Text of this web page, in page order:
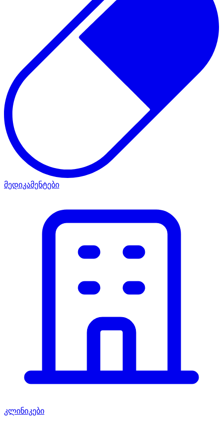
მედიკამენტები
კლინიკები